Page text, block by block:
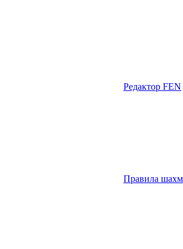
Редактор FEN
Правила